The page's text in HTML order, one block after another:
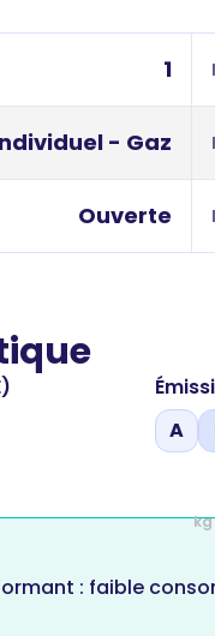
1
- Gaz
Ouverte
A
kg
: faible